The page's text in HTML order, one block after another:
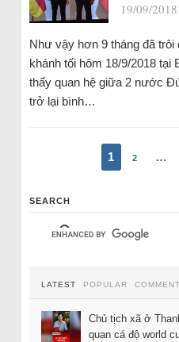
19/09/2018
Như vậy hơn 9 tháng đã trôi
khánh tối hôm 18/9/2018 tại
thấy quan hệ giữa 2 nước
trở lại bình…
1 2 …
SEARCH
LATEST POPULAR
Chủ tịch xã ở
quan cá độ world